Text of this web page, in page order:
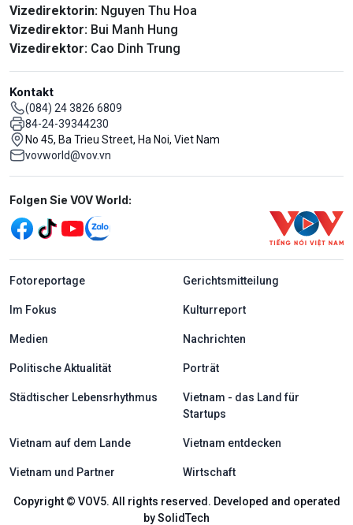
Vizedirektorin: Nguyen Thu Hoa
Vizedirektor: Bui Manh Hung
Vizedirektor: Cao Dinh Trung
Kontakt
(084) 24 3826 6809
84-24-39344230
No 45, Ba Trieu Street, Ha Noi, Viet Nam
vovworld@vov.vn
Mạng xã hội
Folgen Sie VOV World:
menu footer tiếng Đức
Fotoreportage Gerichtsmitteilung
Im Fokus Kulturreport
Medien Nachrichten
Politische Aktualität Porträt
Städtischer Lebensrhythmus
Vietnam - das Land für
Startups
Vietnam auf dem Lande Vietnam entdecken
Vietnam und Partner Wirtschaft
Copyright © VOV5. All rights reserved. Developed and operated
by SolidTech